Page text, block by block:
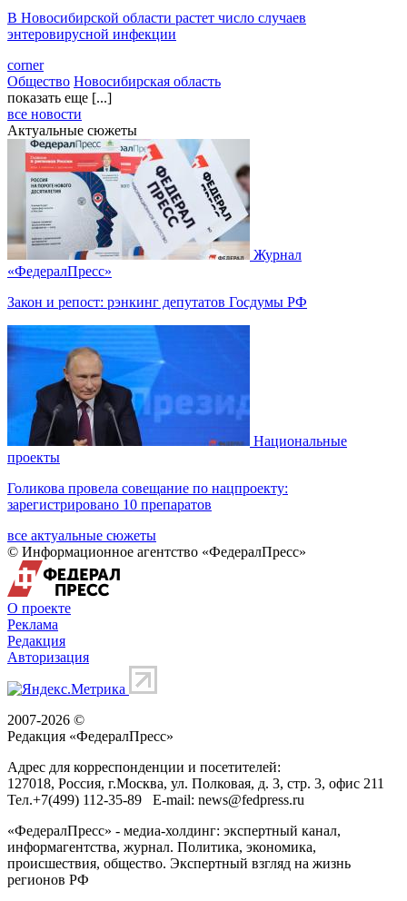
В Новосибирской области растет число случаев
энтеровирусной инфекции
corner
Общество Новосибирская область
показать еще [...]
все новости
Актуальные сюжеты
Журнал
«ФедералПресс»
Закон и репост: рэнкинг депутатов Госдумы РФ
Национальные
проекты
Голикова провела совещание по нацпроекту:
зарегистрировано 10 препаратов
все актуальные сюжеты
© Информационное агентство «ФедералПресс»
О проекте
Реклама
Редакция
Авторизация
2007-2026 ©
Редакция «ФедералПресс»
Адрес для корреспонденции и посетителей:
127018, Россия, г.Москва, ул. Полковая, д. 3, стр. 3, офис 211
Тел.+7(499) 112-35-89 E-mail: news@fedpress.ru
«ФедералПресс» - медиа-холдинг: экспертный канал,
информагентства, журнал. Политика, экономика,
происшествия, общество. Экспертный взгляд на жизнь
регионов РФ